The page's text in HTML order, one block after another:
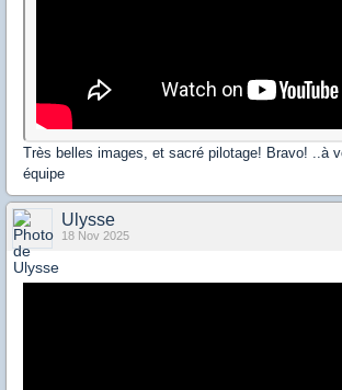
Très belles images, et sacré pilotage! Bravo! ..à
équipe
Ulysse
18 Nov 2025